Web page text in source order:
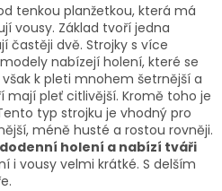
tenkou planžetkou, která má
vousy. Základ tvoří jedna
častěji dvě. Strojky s více
nabízejí holení, které se
k pleti mnohem šetrnější a
mají pleť citlivější. Kromě toho je
typ strojku je vhodný pro
méně husté a rostou rovněji.
holení a nabízí tváři
i vousy velmi krátké. S delším